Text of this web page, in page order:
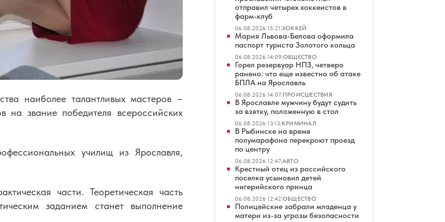
наиболее талантливых мастеров –
на звание победителя всероссийских
училищ из Ярославля,
части. Теоретическая часть
заданием станет выполнение
отправил четырех хоккеистов в
фарм-клуб
06.08.2026 15:21|ХОККЕЙ
Мария Львова-Белова оформила
паспорт туриста Золотого кольца
06.08.2026 14:09|ОБЩЕСТВО
Горел резервуар НПЗ, четверо
ранено: что еще известно об атаке
БПЛА на Ярославль
06.08.2026 14:07|ПРОИСШЕСТВИЯ
В Ярославле мужчину будут судить
за взятку, положенную в стол
06.08.2026 13:13|КРИМИНАЛ
В Рыбинске на время
полумарафона перекроют проезд
по центру
06.08.2026 12:47|АВТО
Крестный отец из российского
поселка усыновил детей
нигерийского принца
06.08.2026 12:42|ОБЩЕСТВО
Полицейские забрали младенца у
матери из-за угрозы безопасности